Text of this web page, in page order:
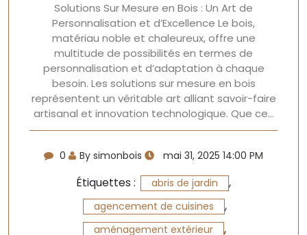
Solutions Sur Mesure en Bois : Un Art de
Personnalisation et d’Excellence Le bois,
matériau noble et chaleureux, offre une
multitude de possibilités en termes de
personnalisation et d’adaptation à chaque
besoin. Les solutions sur mesure en bois
représentent un véritable art alliant savoir-faire
artisanal et innovation technologique. Que ce…
0 By simonbois mai 31, 2025 14:00 PM
Étiquettes : abris de jardin ,
agencement de cuisines ,
aménagement extérieur ,